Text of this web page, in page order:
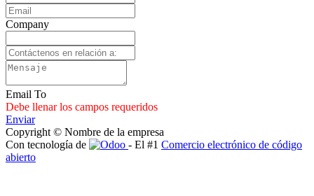
Company
Email To
Debe llenar los campos requeridos
Enviar
Copyright © Nombre de la empresa
Con tecnología de
- El #1 Comercio electrónico de código
abierto